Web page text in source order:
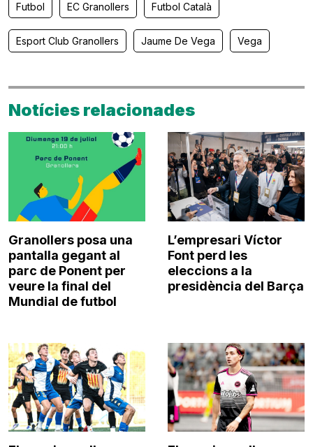
Futbol EC Granollers Futbol Català
Esport Club Granollers Jaume De Vega Vega
Notícies relacionades
Granollers posa una
pantalla gegant al
parc de Ponent per
veure la final del
Mundial de futbol
L’empresari Víctor
Font perd les
eleccions a la
presidència del Barça